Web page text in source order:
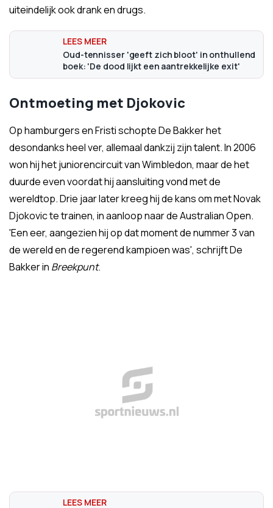
uiteindelijk ook drank en drugs.
Oud-tennisser 'geeft zich bloot' in onthullend
boek: 'De dood lijkt een aantrekkelijke exit'
Ontmoeting met Djokovic
Op hamburgers en Fristi schopte De Bakker het
desondanks heel ver, allemaal dankzij zijn talent. In 2006
won hij het juniorencircuit van Wimbledon, maar de het
duurde even voordat hij aansluiting vond met de
wereldtop. Drie jaar later kreeg hij de kans om met Novak
Djokovic te trainen, in aanloop naar de Australian Open.
'Een eer, aangezien hij op dat moment de nummer 3 van
de wereld en de regerend kampioen was', schrijft De
Bakker in Breekpunt.